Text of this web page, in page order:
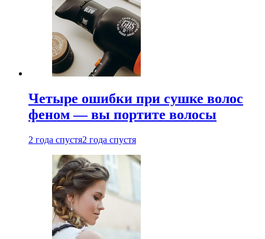
Четыре ошибки при сушке волос
феном — вы портите волосы
2 года спустя2 года спустя